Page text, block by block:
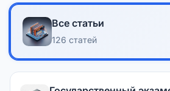
Все статьи
126 статей